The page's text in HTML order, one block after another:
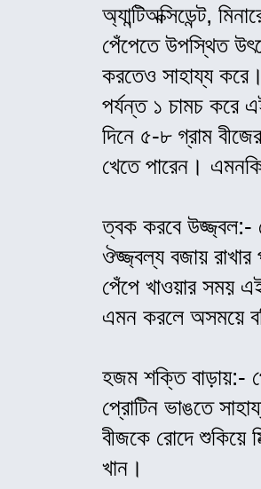
অ্যান্টিঅক্সিডেন্ট,
পেঁপেতে উপস্থিত
করতেও সাহায্য
পর্যন্ত ১ চামচ
দিনে ৫-৮ গ্রাম
খেতে পারেন।
ত্বক করবে উজ্জ্বল:-
ঔজ্জ্বল্য বজায় রাখার
পেঁপে খাওয়ার সময়
এমন করলে অসময়ে
হজম শক্তি বাড়ায়:-
প্রোটিন ভাঙতে
বীজকে রোদে শুকিয়ে
খান।